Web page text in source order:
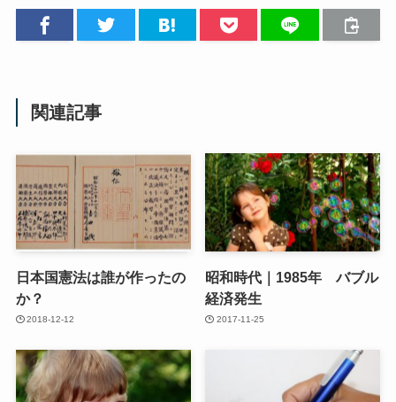
関連記事
日本国憲法は誰が作ったの
か？
2018-12-12
昭和時代｜1985年 バブル
経済発生
2017-11-25